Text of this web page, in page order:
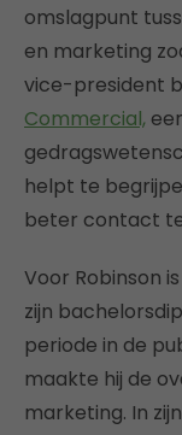
omslagpunt
en marketing
vice-president
Commercial,
helpt te
beter contact
Voor Robinson
zijn
periode in de
maakte hij de
marketing. In